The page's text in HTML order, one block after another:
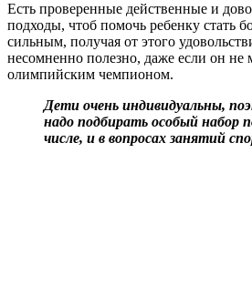
Есть проверенные действенные и
подходы, чтоб помочь ребенку стать
сильным, получая от этого
несомненно полезно, даже если он не
олимпийским чемпионом.
Дети очень индивидуальны,
надо подбирать особый набор
числе, и в вопросах занятий